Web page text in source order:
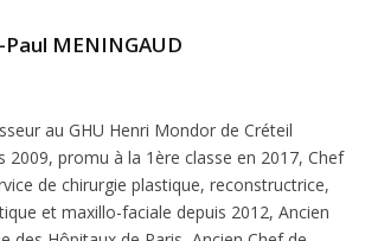
Paul MENINGAUD
au GHU Henri Mondor de Créteil
2009, promu à la 1ère classe en 2017, Chef
de chirurgie plastique, reconstructrice,
et maxillo-faciale depuis 2012, Ancien